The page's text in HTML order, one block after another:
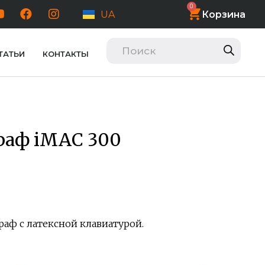
UA
0
Корзина
КОНТАКТЫ
iMAC 300
с латексной клавиатурой.